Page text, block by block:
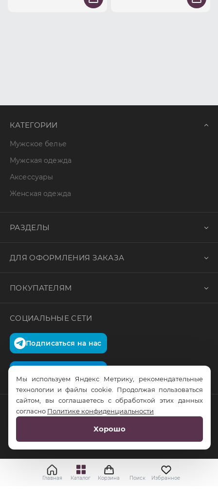
КАТЕГОРИИ
Мужское белье
Мужская одежда
Аксессуары
Женская одежда
РАЗДЕЛЫ
ДЛЯ ОФОРМЛЕНИЯ ЗАКАЗА
ПОКУПАТЕЛЯМ
СОЦИАЛЬНЫЕ СЕТИ
Подписаться на нас
© RusTrus. 2011-2026. Все права защищены
RS Digital
Главная Каталог Корзина Поиск Избранное
Мы используем Яндекс Метрику, рекомендательные
технологии и файлы cookie. Продолжая пользоваться
сайтом, вы соглашаетесь с обработкой этих данных
согласно Политике конфиденциальности
Хорошо